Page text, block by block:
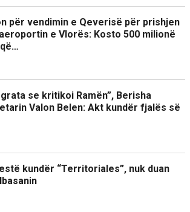
për vendimin e Qeverisë për prishjen
e Vlorës: Kosto 500 milionë
grata se kritikoi Ramën”, Berisha
Valon Belen: Akt kundër fjalës së
kundër “Territoriales”, nuk duan